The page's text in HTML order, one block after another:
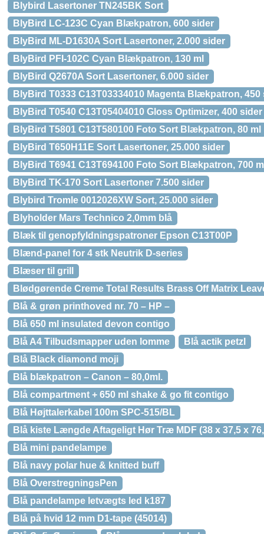
Blybird Lasertoner TN245BK Sort
BlyBird LC-123C Cyan Blækpatron, 600 sider
BlyBird ML-D1630A Sort Lasertoner, 2.000 sider
BlyBird PFI-102C Cyan Blækpatron, 130 ml
BlyBird Q2670A Sort Lasertoner, 6.000 sider
BlyBird T0333 C13T03334010 Magenta Blækpatron, 450
BlyBird T0540 C13T05404010 Gloss Optimizer, 400 sider
BlyBird T5801 C13T580100 Foto Sort Blækpatron, 80 ml
BlyBird T650H11E Sort Lasertoner, 25.000 sider
BlyBird T6941 C13T694100 Foto Sort Blækpatron, 700
BlyBird TK-170 Sort Lasertoner 7.500 sider
Blybird Tromle 0012026XW Sort, 25.000 sider
Blyholder Mars Technico 2,0mm blå
Blæk til genopfyldningspatroner Epson C13T00P
Blænd-panel for 4 stk Neutrik D-series
Blæser til grill
Blødgørende Creme Total Results Brass Off Matrix
Blå & grøn printhoved nr. 70 – HP –
Blå 650 ml insulated devon contigo
Blå A4 Tilbudsmapper uden lomme
Blå actik petzl
Blå Black diamond moji
Blå blækpatron – Canon – 80,0ml.
Blå compartment + 650 ml shake & go fit contigo
Blå Højttalerkabel 100m SPC-515/BL
Blå kiste Længde Aftageligt Hør Træ MDF (38 x 37,5 x
Blå mini pandelampe
Blå navy polar hue & knitted buff
Blå OverstregningsPen
Blå pandelampe letvægts led k187
Blå på hvid 12 mm D1-tape (45014)